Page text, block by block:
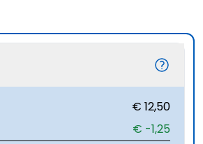
€ 12,50
€ -1,25